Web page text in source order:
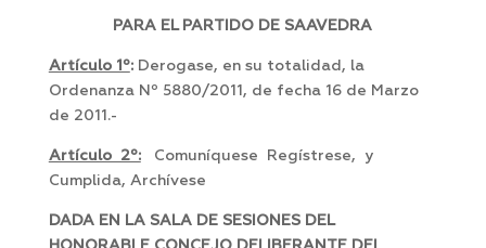
PARA EL PARTIDO DE SAAVEDRA
Artículo 1º:Derogase, en su totalidad, la
Ordenanza Nº 5880/2011, de fecha 16 de Marzo
de 2011.-
Artículo 2º:Comuníquese Regístrese, y
Cumplida, Archívese
DADA EN LA SALA DE SESIONES DEL